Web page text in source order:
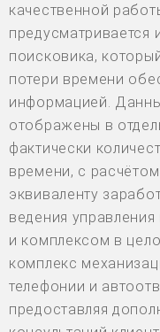
качественной
предусматривается
поисковика,
потери времени
информацией.
отображены в
фактически
времени, с
эквиваленту
ведения
и комплексом в
комплекс
телефонии и
предоставляя